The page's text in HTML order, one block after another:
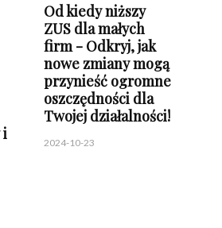
i
Od kiedy niższy
ZUS dla małych
firm - Odkryj, jak
nowe zmiany mogą
przynieść ogromne
oszczędności dla
Twojej działalności!
2024-10-23